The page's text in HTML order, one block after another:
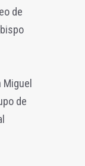
de
Miguel
de